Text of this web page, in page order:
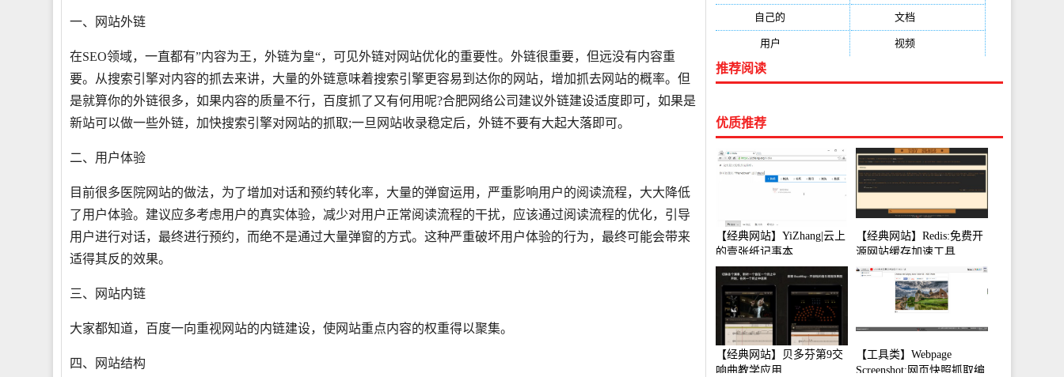
一、网站外链
在SEO领域，一直都有”内容为王，外链为皇“，可见外链对网站优化的重要性。外链很重要，但远没有内容重
要。从搜索引擎对内容的抓去来讲，大量的外链意味着搜索引擎更容易到达你的网站，增加抓去网站的概率。但
是就算你的外链很多，如果内容的质量不行，百度抓了又有何用呢?合肥网络公司建议外链建设适度即可，如果是
新站可以做一些外链，加快搜索引擎对网站的抓取;一旦网站收录稳定后，外链不要有大起大落即可。
二、用户体验
目前很多医院网站的做法，为了增加对话和预约转化率，大量的弹窗运用，严重影响用户的阅读流程，大大降低
了用户体验。建议应多考虑用户的真实体验，减少对用户正常阅读流程的干扰，应该通过阅读流程的优化，引导
用户进行对话，最终进行预约，而绝不是通过大量弹窗的方式。这种严重破坏用户体验的行为，最终可能会带来
适得其反的效果。
三、网站内链
大家都知道，百度一向重视网站的内链建设，使网站重点内容的权重得以聚集。
四、网站结构
自己的 文档
用户 视频
推荐阅读
优质推荐
【经典网站】YiZhang|云上
的壹张纸记事本
【经典网站】Redis:免费开
源网站缓存加速工具
【经典网站】贝多芬第9交
响曲教学应用
【工具类】Webpage
Screenshot:网页快照抓取编